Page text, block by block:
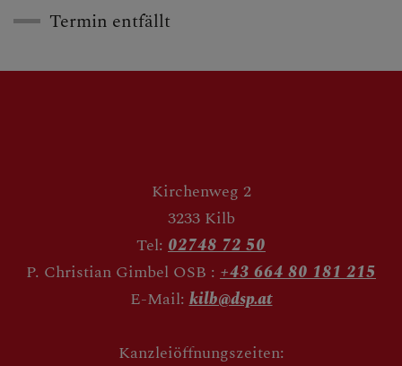
Termin entfällt
Kirchenweg 2
3233 Kilb
Tel: 02748 72 50
P. Christian Gimbel OSB : +43 664 80 181 215
E-Mail:kilb@dsp.at
Kanzleiöffnungszeiten: